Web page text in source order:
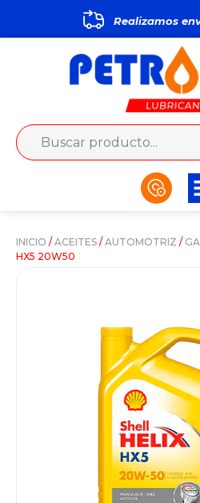
Realizamos
INICIO / ACEITES / AUTOMOTRIZ /
HX5 20W50